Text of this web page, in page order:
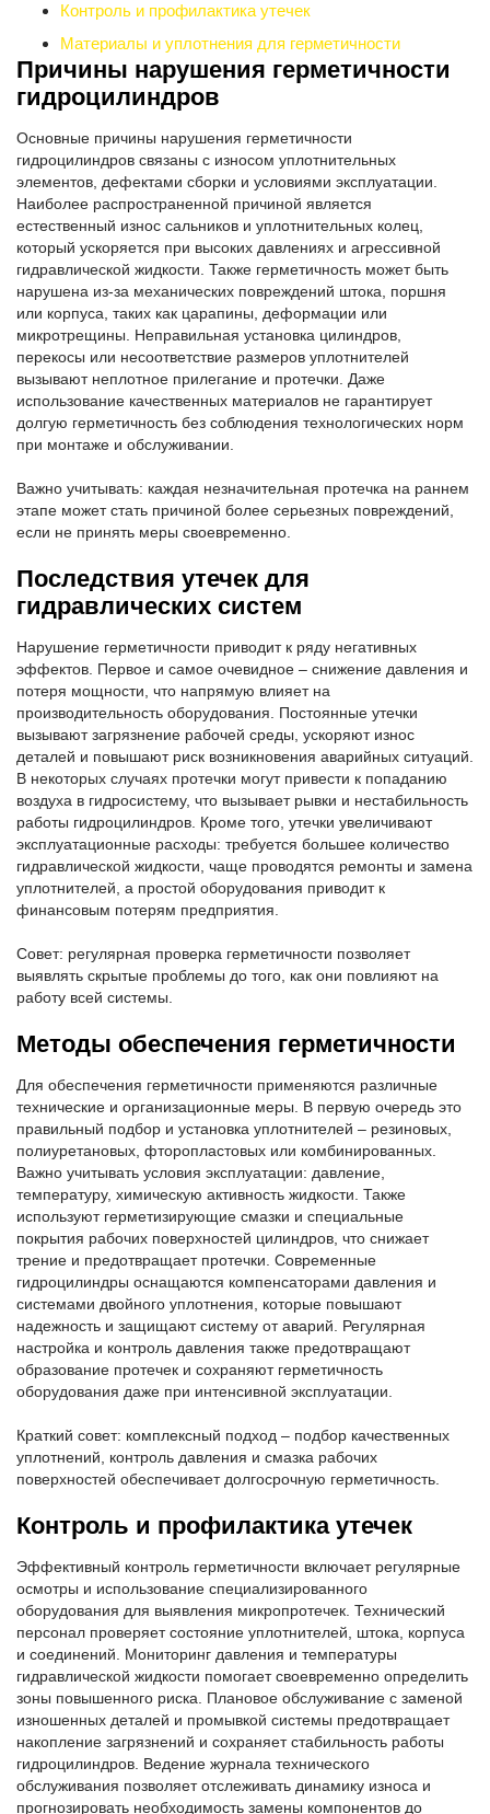
Контроль и профилактика утечек
Материалы и уплотнения для герметичности
Причины нарушения герметичности
гидроцилиндров
Основные причины нарушения герметичности
гидроцилиндров связаны с износом уплотнительных
элементов, дефектами сборки и условиями эксплуатации.
Наиболее распространенной причиной является
естественный износ сальников и уплотнительных колец,
который ускоряется при высоких давлениях и агрессивной
гидравлической жидкости. Также герметичность может быть
нарушена из-за механических повреждений штока, поршня
или корпуса, таких как царапины, деформации или
микротрещины. Неправильная установка цилиндров,
перекосы или несоответствие размеров уплотнителей
вызывают неплотное прилегание и протечки. Даже
использование качественных материалов не гарантирует
долгую герметичность без соблюдения технологических норм
при монтаже и обслуживании.
Важно учитывать: каждая незначительная протечка на раннем
этапе может стать причиной более серьезных повреждений,
если не принять меры своевременно.
Последствия утечек для
гидравлических систем
Нарушение герметичности приводит к ряду негативных
эффектов. Первое и самое очевидное – снижение давления и
потеря мощности, что напрямую влияет на
производительность оборудования. Постоянные утечки
вызывают загрязнение рабочей среды, ускоряют износ
деталей и повышают риск возникновения аварийных ситуаций.
В некоторых случаях протечки могут привести к попаданию
воздуха в гидросистему, что вызывает рывки и нестабильность
работы гидроцилиндров. Кроме того, утечки увеличивают
эксплуатационные расходы: требуется большее количество
гидравлической жидкости, чаще проводятся ремонты и замена
уплотнителей, а простой оборудования приводит к
финансовым потерям предприятия.
Совет: регулярная проверка герметичности позволяет
выявлять скрытые проблемы до того, как они повлияют на
работу всей системы.
Методы обеспечения герметичности
Для обеспечения герметичности применяются различные
технические и организационные меры. В первую очередь это
правильный подбор и установка уплотнителей – резиновых,
полиуретановых, фторопластовых или комбинированных.
Важно учитывать условия эксплуатации: давление,
температуру, химическую активность жидкости. Также
используют герметизирующие смазки и специальные
покрытия рабочих поверхностей цилиндров, что снижает
трение и предотвращает протечки. Современные
гидроцилиндры оснащаются компенсаторами давления и
системами двойного уплотнения, которые повышают
надежность и защищают систему от аварий. Регулярная
настройка и контроль давления также предотвращают
образование протечек и сохраняют герметичность
оборудования даже при интенсивной эксплуатации.
Краткий совет: комплексный подход – подбор качественных
уплотнений, контроль давления и смазка рабочих
поверхностей обеспечивает долгосрочную герметичность.
Контроль и профилактика утечек
Эффективный контроль герметичности включает регулярные
осмотры и использование специализированного
оборудования для выявления микропротечек. Технический
персонал проверяет состояние уплотнителей, штока, корпуса
и соединений. Мониторинг давления и температуры
гидравлической жидкости помогает своевременно определить
зоны повышенного риска. Плановое обслуживание с заменой
изношенных деталей и промывкой системы предотвращает
накопление загрязнений и сохраняет стабильность работы
гидроцилиндров. Ведение журнала технического
обслуживания позволяет отслеживать динамику износа и
прогнозировать необходимость замены компонентов до